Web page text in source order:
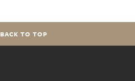
BACK TO TOP